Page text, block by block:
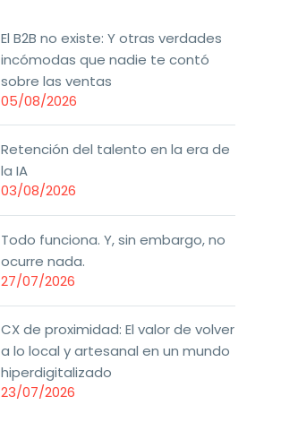
El B2B no existe: Y otras verdades
incómodas que nadie te contó
sobre las ventas
05/08/2026
Retención del talento en la era de
la IA
03/08/2026
Todo funciona. Y, sin embargo, no
ocurre nada.
27/07/2026
CX de proximidad: El valor de volver
a lo local y artesanal en un mundo
hiperdigitalizado
23/07/2026